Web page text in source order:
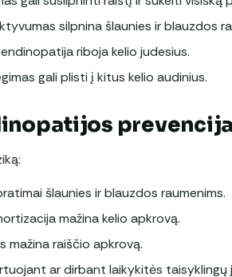
silpnina šlaunies ir blauzdos
riboja kelio judesius.
gali plisti į kitus kelio audinius.
prevencija
šlaunies ir blauzdos raumenims.
mažina kelio apkrovą.
mažina raiščio apkrovą.
ar dirbant laikykitės taisyklingų